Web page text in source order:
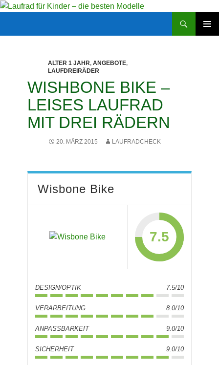
Zum
Laufrad für Kinder – die besten Modelle
ALTER 1 JAHR, ANGEBOTE,
LAUFDREIRÄDER
WISHBONE BIKE –
LEISES LAUFRAD
MIT DREI RÄDERN
20. MÄRZ 2015 LAUFRADCHECK
Wisbone Bike
7.5
DESIGN/OPTIK 7.5/10
VERARBEITUNG 8.0/10
ANPASSBARKEIT 9.0/10
SICHERHEIT 9.0/10